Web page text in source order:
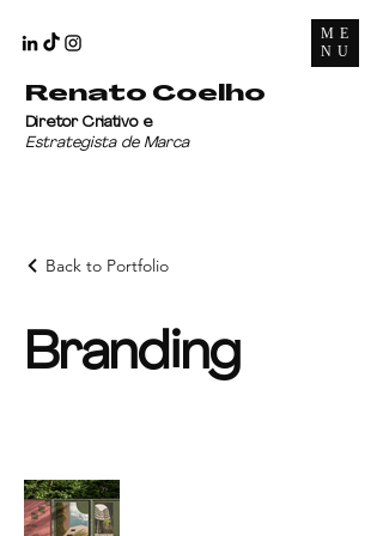
ME
NU
Renato Coelho
Diretor Criativo e
Estrategista de Marca
Back to Portfolio
Branding